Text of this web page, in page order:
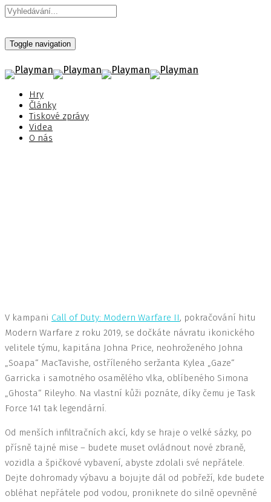
Toggle navigation
Hry
Články
Tiskové zprávy
Videa
O nás
V kampani Call of Duty: Modern Warfare II, pokračování hitu
Modern Warfare z roku 2019, se dočkáte návratu ikonického
velitele týmu, kapitána Johna Price, neohroženého Johna
„Soapa“ MacTavishe, ostříleného seržanta Kylea „Gaze“
Garricka i samotného osamělého vlka, oblíbeného Simona
„Ghosta“ Rileyho. Na vlastní kůži poznáte, díky čemu je Task
Force 141 tak legendární.
Od menších infiltračních akcí, kdy se hraje o velké sázky, po
přísně tajné mise – budete muset ovládnout nové zbraně,
vozidla a špičkové vybavení, abyste zdolali své nepřátele.
Dejte dohromady výbavu a bojujte dál od pobřeží, kde budete
obléhat nepřátele pod vodou, proniknete do silně opevněné